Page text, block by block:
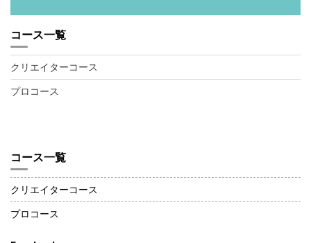
コース一覧
クリエイターコース
プロコース
コース一覧
クリエイターコース
プロコース